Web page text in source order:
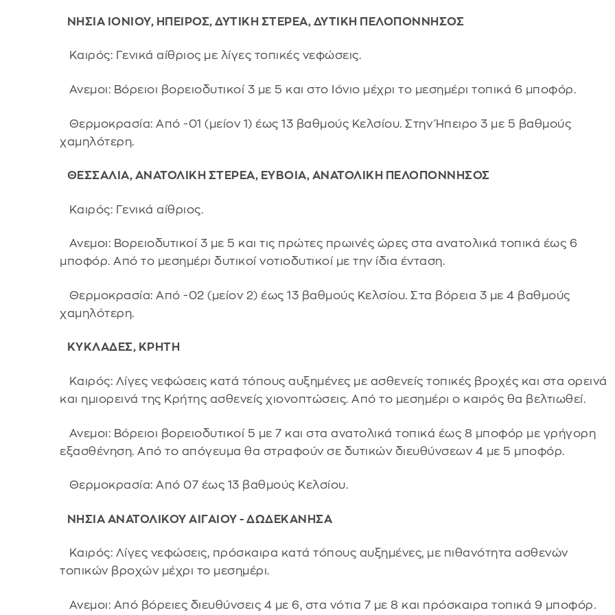
ΝΗΣΙΑ ΙΟΝΙΟΥ, ΗΠΕΙΡΟΣ, ΔΥΤΙΚΗ ΣΤΕΡΕΑ, ΔΥΤΙΚΗ ΠΕΛΟΠΟΝΝΗΣΟΣ
Καιρός: Γενικά αίθριος με λίγες τοπικές νεφώσεις.
Ανεμοι: Βόρειοι βορειοδυτικοί 3 με 5 και στο Ιόνιο μέχρι το μεσημέρι τοπικά 6 μποφόρ.
Θερμοκρασία: Από -01 (μείον 1) έως 13 βαθμούς Κελσίου. Στην Ήπειρο 3 με 5 βαθμούς
χαμηλότερη.
ΘΕΣΣΑΛΙΑ, ΑΝΑΤΟΛΙΚΗ ΣΤΕΡΕΑ, ΕΥΒΟΙΑ, ΑΝΑΤΟΛΙΚΗ ΠΕΛΟΠΟΝΝΗΣΟΣ
Καιρός: Γενικά αίθριος.
Ανεμοι: Βορειοδυτικοί 3 με 5 και τις πρώτες πρωινές ώρες στα ανατολικά τοπικά έως 6
μποφόρ. Από το μεσημέρι δυτικοί νοτιοδυτικοί με την ίδια ένταση.
Θερμοκρασία: Από -02 (μείον 2) έως 13 βαθμούς Κελσίου. Στα βόρεια 3 με 4 βαθμούς
χαμηλότερη.
ΚΥΚΛΑΔΕΣ, ΚΡΗΤΗ
Καιρός: Λίγες νεφώσεις κατά τόπους αυξημένες με ασθενείς τοπικές βροχές και στα ορεινά
και ημιορεινά της Κρήτης ασθενείς χιονοπτώσεις. Από το μεσημέρι ο καιρός θα βελτιωθεί.
Ανεμοι: Βόρειοι βορειοδυτικοί 5 με 7 και στα ανατολικά τοπικά έως 8 μποφόρ με γρήγορη
εξασθένηση. Από το απόγευμα θα στραφούν σε δυτικών διευθύνσεων 4 με 5 μποφόρ.
Θερμοκρασία: Από 07 έως 13 βαθμούς Κελσίου.
ΝΗΣΙΑ ΑΝΑΤΟΛΙΚΟΥ ΑΙΓΑΙΟΥ - ΔΩΔΕΚΑΝΗΣΑ
Καιρός: Λίγες νεφώσεις, πρόσκαιρα κατά τόπους αυξημένες, με πιθανότητα ασθενών
τοπικών βροχών μέχρι το μεσημέρι.
Ανεμοι: Από βόρειες διευθύνσεις 4 με 6, στα νότια 7 με 8 και πρόσκαιρα τοπικά 9 μποφόρ.